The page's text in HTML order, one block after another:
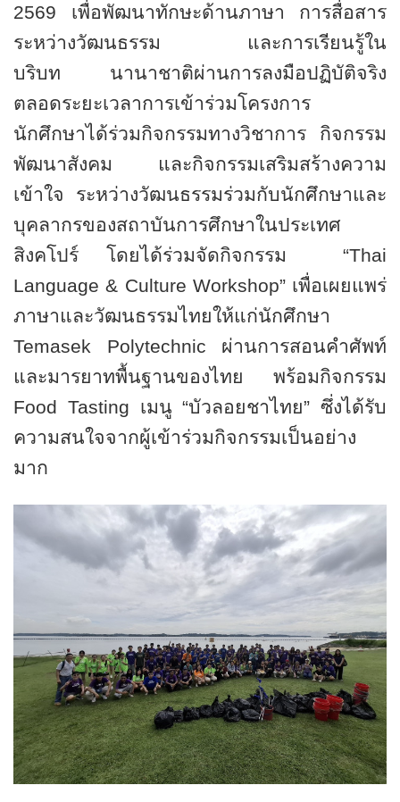
2569 เพื่อพัฒนาทักษะด้านภาษา การสื่อสาร
ระหว่างวัฒนธรรม และการเรียนรู้ใน
บริบท
นานาชาติผ่านการลงมือปฏิบัติจริง
ตลอดระยะเวลาการเข้าร่วมโครงการ
นักศึกษาได้ร่วมกิจกรรมทางวิชาการ กิจกรรม
พัฒนาสังคม และกิจกรรมเสริมสร้างความ
เข้าใจ ระหว่างวัฒนธรรมร่วมกับนักศึกษาและ
บุคลากรของสถาบันการศึกษาในประเทศ
สิงคโปร์ โดยได้ร่วมจัดกิจกรรม “Thai
Language & Culture Workshop” เพื่อเผยแพร่
ภาษาและวัฒนธรรมไทยให้แก่นักศึกษา
Temasek Polytechnic ผ่านการสอนคำศัพท์
และมารยาทพื้นฐานของไทย พร้อมกิจกรรม
Food Tasting เมนู “บัวลอยชาไทย” ซึ่งได้รับ
ความสนใจจากผู้เข้าร่วมกิจกรรมเป็นอย่าง
มาก